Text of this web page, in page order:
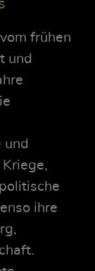
frühen
und
und
ihre